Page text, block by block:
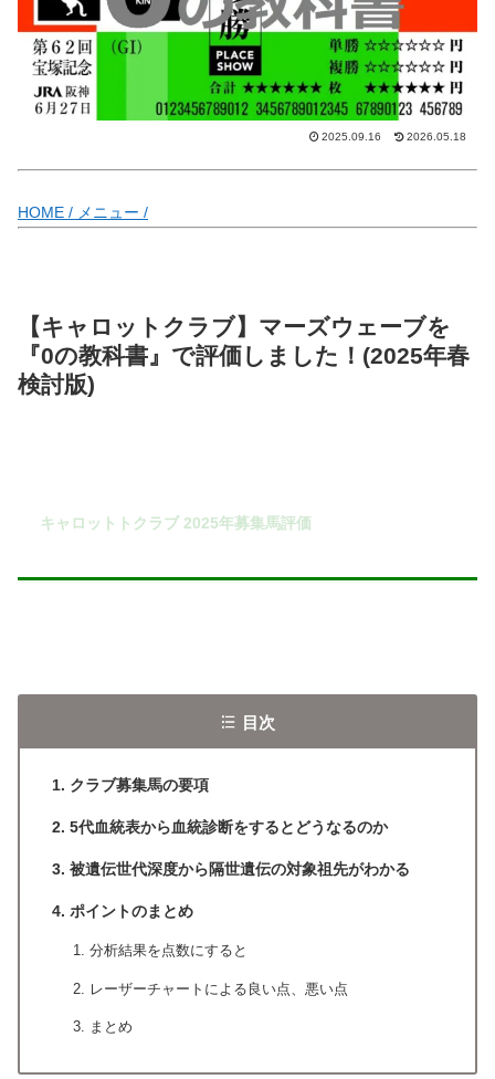
2025.09.16 2026.05.18
HOME / メニュー /
【キャロットクラブ】マーズウェーブを
『0の教科書』で評価しました！(2025年春
検討版)
キャロットトクラブ 2025年募集馬評価
目次
クラブ募集馬の要項
5代血統表から血統診断をするとどうなるのか
被遺伝世代深度から隔世遺伝の対象祖先がわかる
ポイントのまとめ
分析結果を点数にすると
レーザーチャートによる良い点、悪い点
まとめ